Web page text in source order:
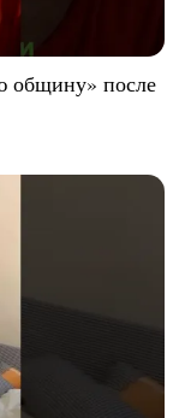
общину» после